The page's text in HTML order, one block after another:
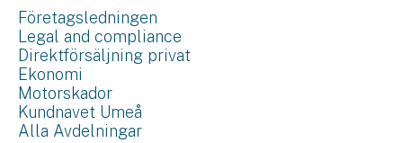
Företagsledningen
Legal and compliance
Direktförsäljning privat
Ekonomi
Motorskador
Kundnavet Umeå
Alla Avdelningar